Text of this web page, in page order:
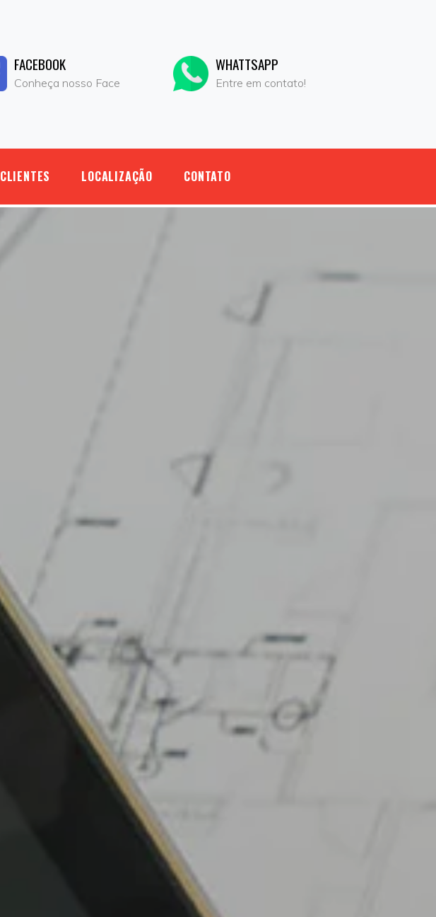
FACEBOOK
Conheça nosso Face
WHATTSAPP
Entre em contato!
CLIENTES LOCALIZAÇÃO CONTATO